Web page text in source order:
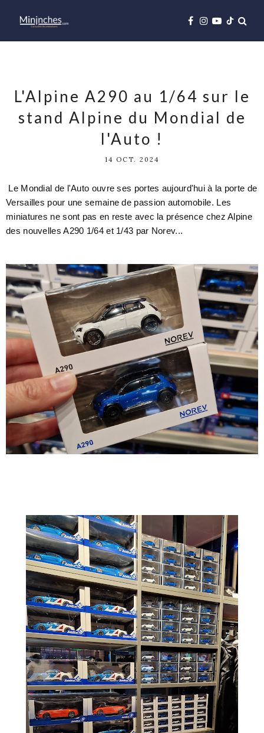
L'Alpine A290 au 1/64 sur le
stand Alpine du Mondial de
l'Auto !
14 OCT. 2024
Le Mondial de l'Auto ouvre ses portes aujourd'hui à la porte de
Versailles pour une semaine de passion automobile. Les
miniatures ne sont pas en reste avec la présence chez Alpine
des nouvelles A290 1/64 et 1/43 par Norev...